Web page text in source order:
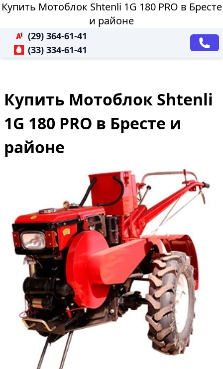
Купить Мотоблок Shtenli 1G 180 PRO в Бресте
и районе
(29) 364-61-41
(33) 334-61-41
Купить Мотоблок Shtenli
1G 180 PRO в Бресте и
районе